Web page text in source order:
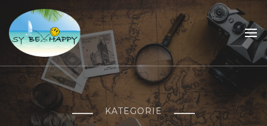
Sailing Be Happy
ein Traum wird wahr
KATEGORIE